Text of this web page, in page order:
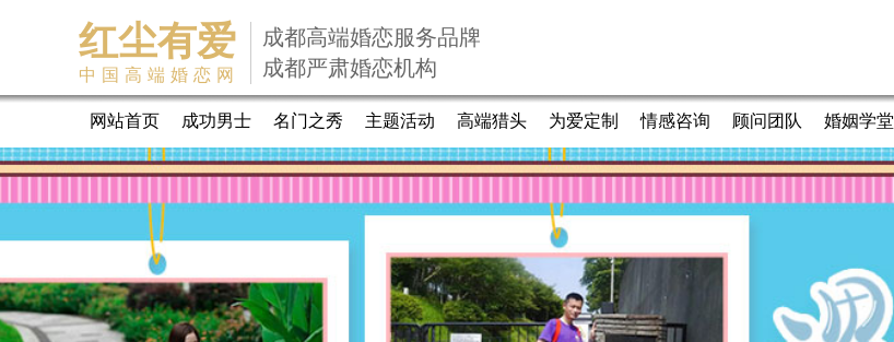
红尘有爱
中国高端婚恋网
成都高端婚恋服务品牌
成都严肃婚恋机构
网站首页 成功男士 名门之秀 主题活动 高端猎头 为爱定制 情感咨询 顾问团队 婚姻学堂